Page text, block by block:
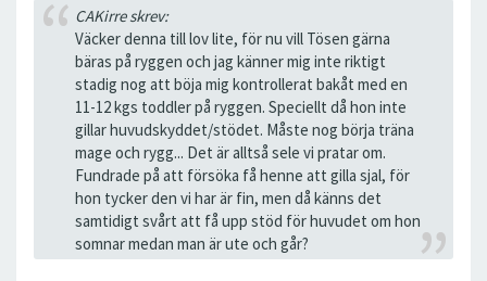
CAKirre skrev:
Väcker denna till lov lite, för nu vill Tösen gärna
bäras på ryggen och jag känner mig inte riktigt
stadig nog att böja mig kontrollerat bakåt med en
11-12 kgs toddler på ryggen. Speciellt då hon inte
gillar huvudskyddet/stödet. Måste nog börja träna
mage och rygg... Det är alltså sele vi pratar om.
Fundrade på att försöka få henne att gilla sjal, för
hon tycker den vi har är fin, men då känns det
samtidigt svårt att få upp stöd för huvudet om hon
somnar medan man är ute och går?